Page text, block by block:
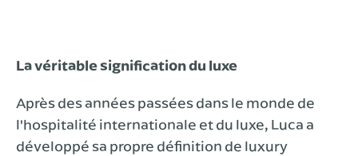
La véritable signification du luxe
Après des années passées dans le monde de
l'hospitalité internationale et du luxe, Luca a
développé sa propre définition de luxury